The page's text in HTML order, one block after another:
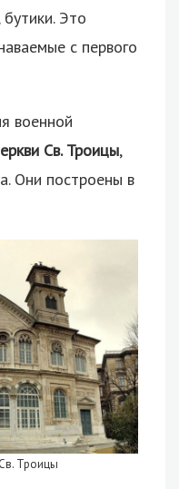
Это
с первого
военной
Св. Троицы,
Они построены в
Троицы